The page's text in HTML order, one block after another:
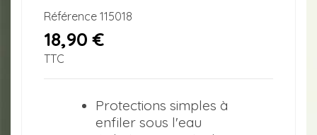
Référence 115018
18,90 €
TTC
Protections simples à
enfiler sous l'eau